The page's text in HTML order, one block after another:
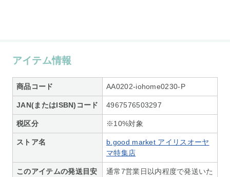
アイテム情報
商品コード AA0202-iohome0230-P
JAN(またはISBN)コード 4967576503297
税区分 ※10%対象
ストア名
b.good market アイリスオーヤ
マ特集店
このアイテムの発送目安
通常7営業日以内程度で発送いた